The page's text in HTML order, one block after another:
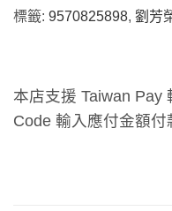
標籤: 9570825898, 劉芳
本店支援 Taiwan Pay
Code 輸入應付金額付